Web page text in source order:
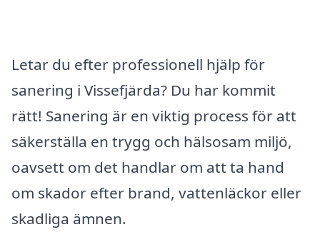
Letar du efter professionell hjälp för
sanering i Vissefjärda? Du har kommit
rätt! Sanering är en viktig process för att
säkerställa en trygg och hälsosam miljö,
oavsett om det handlar om att ta hand
om skador efter brand, vattenläckor eller
skadliga ämnen.